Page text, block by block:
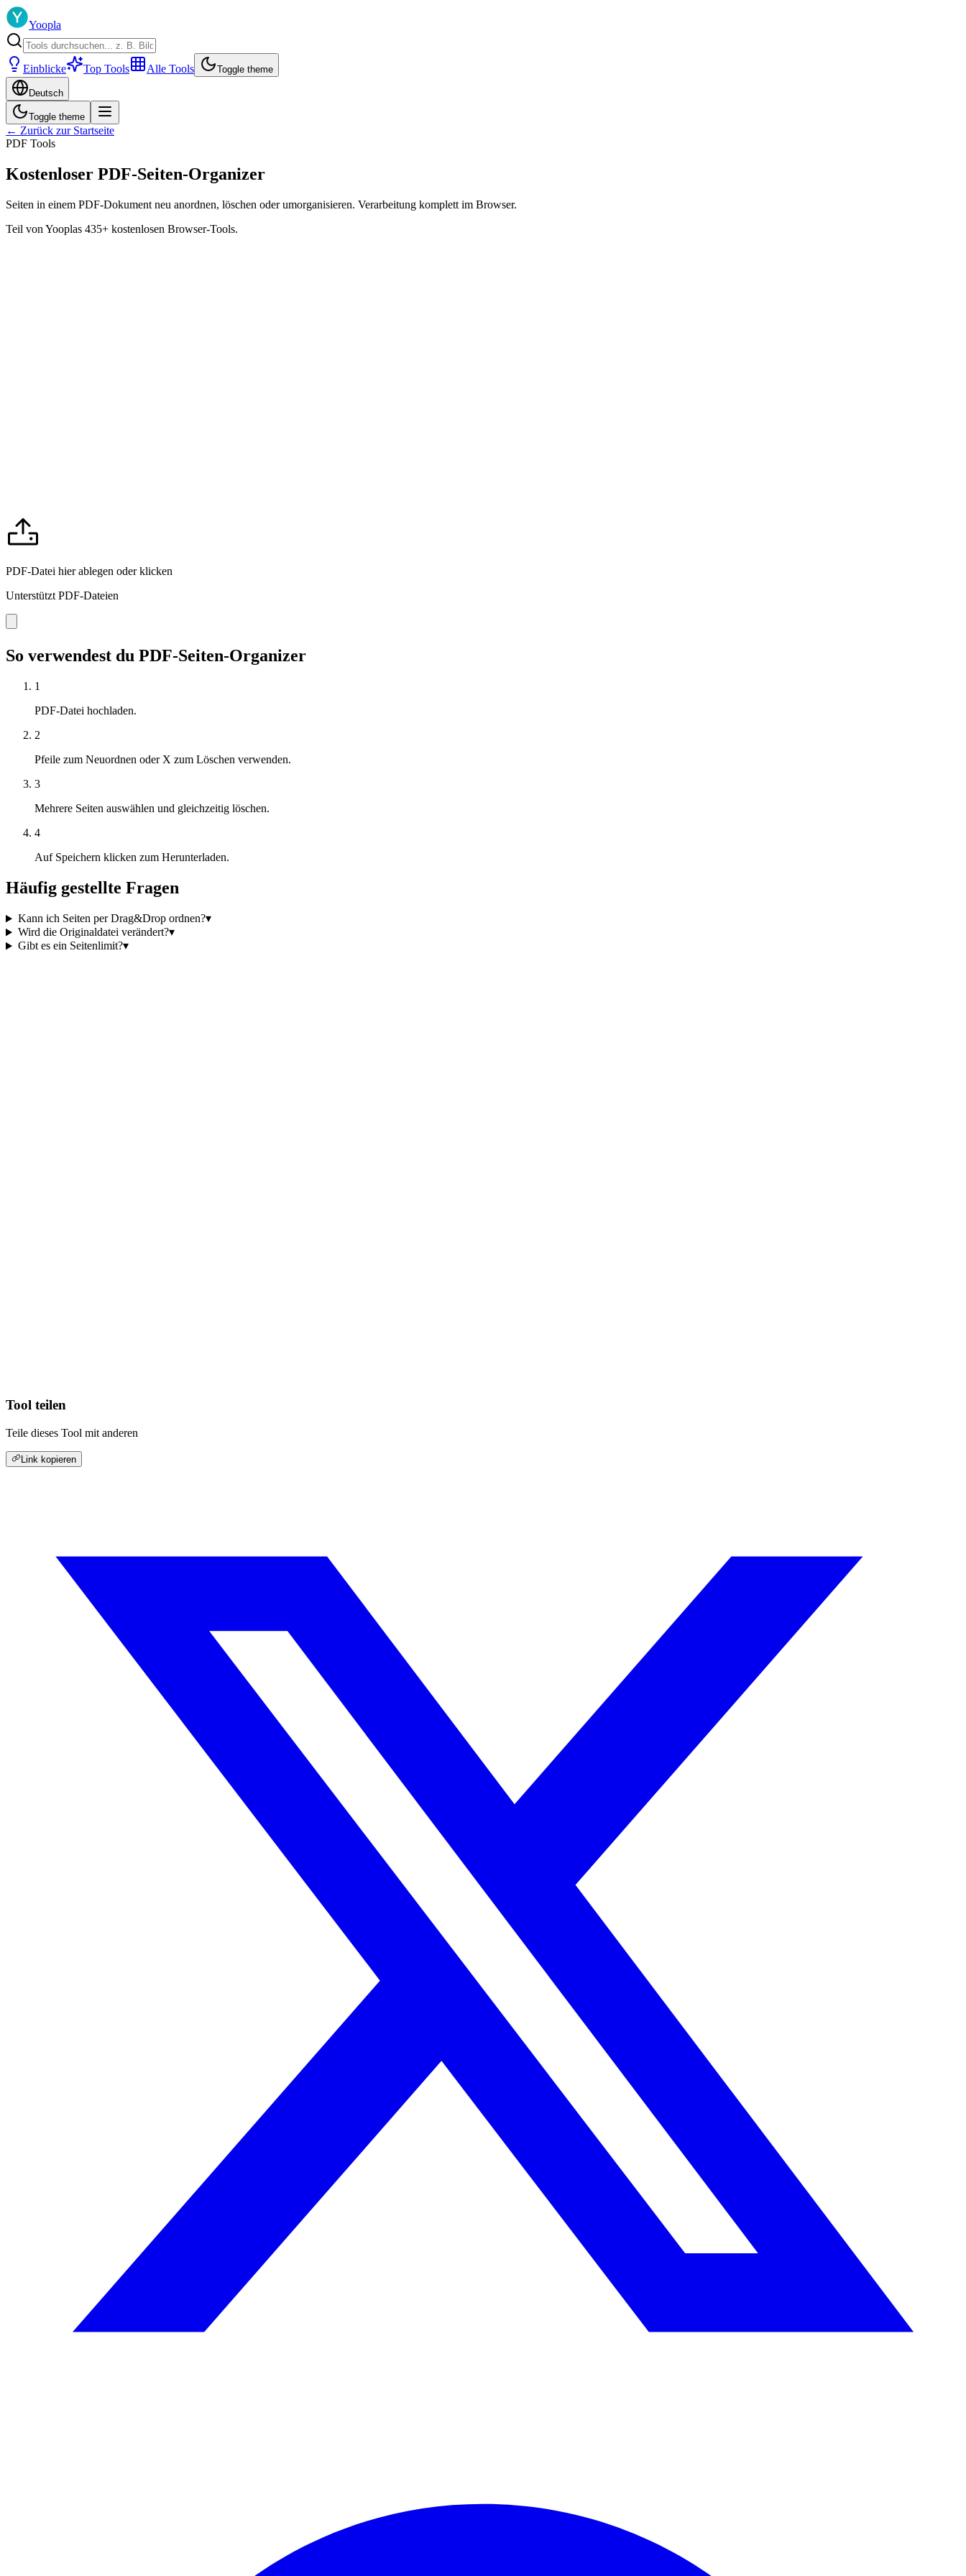
Yoopla
Einblicke Top Tools Alle Tools Toggle theme
Deutsch
Toggle theme
← Zurück zur Startseite
PDF Tools
Kostenloser PDF-Seiten-Organizer
Seiten in einem PDF-Dokument neu anordnen, löschen oder umorganisieren. Verarbeitung komplett im Browser.
Teil von Yooplas 435+ kostenlosen Browser-Tools.
PDF-Datei hier ablegen oder klicken
Unterstützt PDF-Dateien
So verwendest du PDF-Seiten-Organizer
1
PDF-Datei hochladen.
2
Pfeile zum Neuordnen oder X zum Löschen verwenden.
3
Mehrere Seiten auswählen und gleichzeitig löschen.
4
Auf Speichern klicken zum Herunterladen.
Häufig gestellte Fragen
Kann ich Seiten per Drag&Drop ordnen?▾
Wird die Originaldatei verändert?▾
Gibt es ein Seitenlimit?▾
Tool teilen
Teile dieses Tool mit anderen
Link kopieren